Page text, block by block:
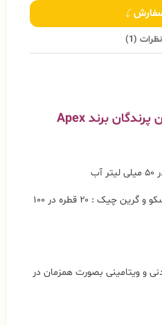
نظرات (1)
پرندگان برند Apex
برای پرندگان بزرگ تر مانند کاسکو و گرین چیک : ۲۰ قطره در ۱۰۰
و ویتامینی بصورت همزمان در